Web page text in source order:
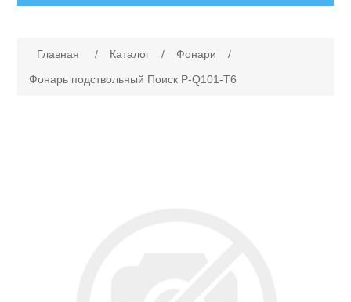
Каталог
Главная / Каталог / Фонари
/
Фонарь подствольный Поиск P-Q101-T6